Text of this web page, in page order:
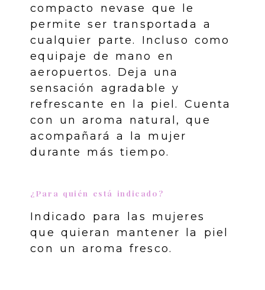
compacto nevase que le
permite ser transportada a
cualquier parte. Incluso como
equipaje de mano en
aeropuertos. Deja una
sensación agradable y
refrescante en la piel. Cuenta
con un aroma natural, que
acompañará a la mujer
durante más tiempo.
¿Para quién está indicado?
Indicado para las mujeres
que quieran mantener la piel
con un aroma fresco.